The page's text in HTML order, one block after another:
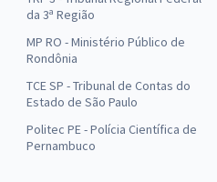
da 3ª Região
MP RO - Ministério Público de
Rondônia
TCE SP - Tribunal de Contas do
Estado de São Paulo
Politec PE - Polícia Científica de
Pernambuco